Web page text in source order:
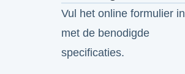
Vul het online formulier in
met de benodigde
specificaties.